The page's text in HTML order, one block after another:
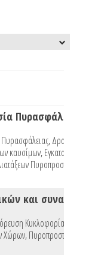
Πυρασφάλειας
,
καυσίμων,Εγκαταστάσεις
Πυροπροστασίας
Κυκλοφορίας Λόγω
Χώρων,Πυροπροστασία